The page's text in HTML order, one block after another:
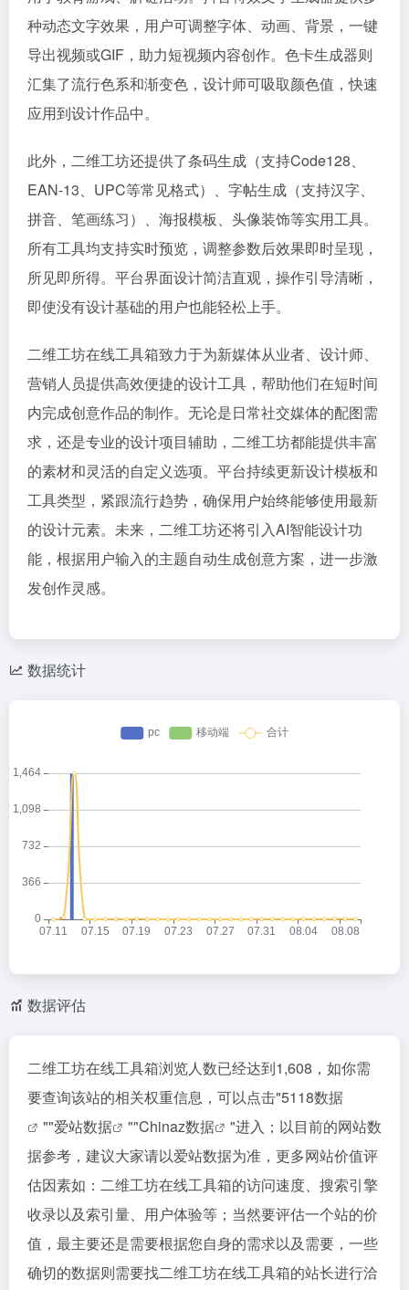
种动态文字效果，用户可调整字体、动画、背景，一键
导出视频或GIF，助力短视频内容创作。色卡生成器则
汇集了流行色系和渐变色，设计师可吸取颜色值，快速
应用到设计作品中。
此外，二维工坊还提供了条码生成（支持Code128、
EAN-13、UPC等常见格式）、字帖生成（支持汉字、
拼音、笔画练习）、海报模板、头像装饰等实用工具。
所有工具均支持实时预览，调整参数后效果即时呈现，
所见即所得。平台界面设计简洁直观，操作引导清晰，
即使没有设计基础的用户也能轻松上手。
二维工坊在线工具箱致力于为新媒体从业者、设计师、
营销人员提供高效便捷的设计工具，帮助他们在短时间
内完成创意作品的制作。无论是日常社交媒体的配图需
求，还是专业的设计项目辅助，二维工坊都能提供丰富
的素材和灵活的自定义选项。平台持续更新设计模板和
工具类型，紧跟流行趋势，确保用户始终能够使用最新
的设计元素。未来，二维工坊还将引入AI智能设计功
能，根据用户输入的主题自动生成创意方案，进一步激
发创作灵感。
数据统计
数据评估
二维工坊在线工具箱浏览人数已经达到1,608，如你需
要查询该站的相关权重信息，可以点击"5118数据
""爱站数据 ""Chinaz数据
"进入；以目前的网站数
据参考，建议大家请以爱站数据为准，更多网站价值评
估因素如：二维工坊在线工具箱的访问速度、搜索引擎
收录以及索引量、用户体验等；当然要评估一个站的价
值，最主要还是需要根据您自身的需求以及需要，一些
确切的数据则需要找二维工坊在线工具箱的站长进行洽